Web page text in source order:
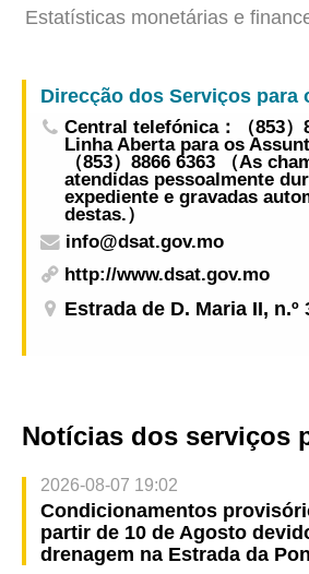
Estatísticas monetárias e
Central telefónica：（853）
Linha Aberta para os
（853）8866 6363 （As
atendidas pessoalmente
expediente e gravadas
destas.）
info@dsat.gov.mo
http://www.dsat.gov.mo
Estrada de D. Maria II, n.º
Notícias dos serviços
2026-08-07 19:02
Condicionamentos
partir de 10 de Agosto
drenagem na Estrada da